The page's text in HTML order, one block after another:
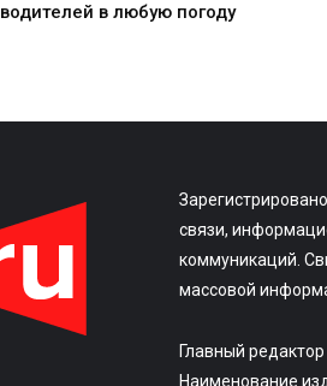
водителей в любую погоду
связи,
коммуникаций.
массовой
Главный
Наименование